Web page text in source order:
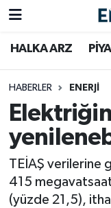
HALKA ARZ
HABERLER ENERJİ
TEİAŞ verilerine
415
(yüzde 21,5),
EMLAK
ENERJİ
GÜNDEM
HALKA ARZ
KRİPTO
Nöbetçi
Hava Durumu
Trafik Durumu
Süper Lig
Tüm